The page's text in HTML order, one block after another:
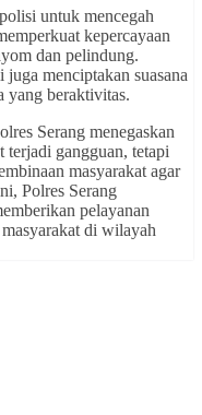
untuk mencegah
kepercayaan
dan pelindung.
menciptakan suasana
yang beraktivitas.
Serang menegaskan
terjadi gangguan, tetapi
masyarakat agar
Polres Serang
pelayanan
di wilayah